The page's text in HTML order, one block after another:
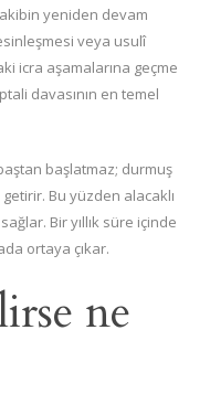
yeniden devam
veya usulî
icra aşamalarına geçme
davasının en temel
başlatmaz; durmuş
Bu yüzden alacaklı
Bir yıllık süre içinde
ortaya çıkar.
ne